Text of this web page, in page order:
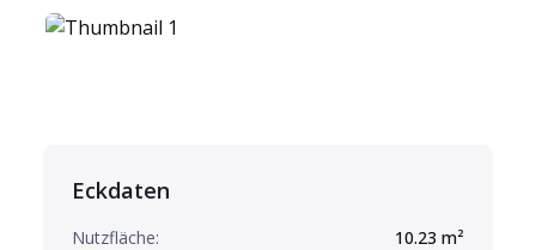
Eckdaten
Nutzfläche: 10.23 m²